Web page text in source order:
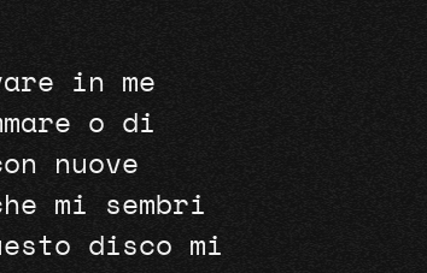
in me
o di
nuove
mi sembri
disco mi